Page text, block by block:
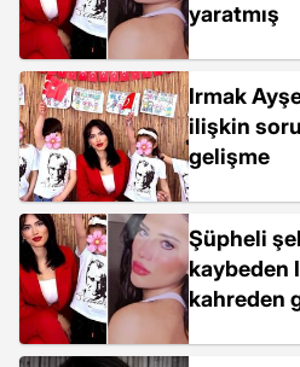
yaratmış
Irmak
ilişkin
gelişme
Şüpheli
kaybeden
kahreden